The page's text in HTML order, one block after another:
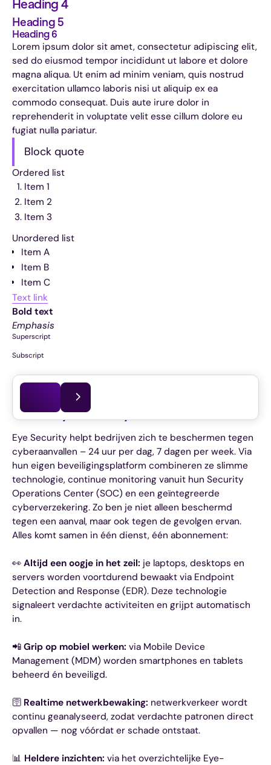
Heading 4
Heading 5
Heading 6
Lorem ipsum dolor sit amet, consectetur adipiscing elit,
sed do eiusmod tempor incididunt ut labore et dolore
magna aliqua. Ut enim ad minim veniam, quis nostrud
exercitation ullamco laboris nisi ut aliquip ex ea
commodo consequat. Duis aute irure dolor in
reprehenderit in voluptate velit esse cillum dolore eu
fugiat nulla pariatur.
Block quote
Ordered list
Item 1
Item 2
Item 3
Unordered list
Item A
Item B
Item C
Text link
Bold text
Emphasis
Superscript
Subscript
Dit artikel is voor het laatst bijgewerkt op
Wat is Eye Security?
Eye Security helpt bedrijven zich te beschermen tegen
cyberaanvallen – 24 uur per dag, 7 dagen per week. Via
hun eigen beveiligingsplatform combineren ze slimme
technologie, continue monitoring vanuit hun Security
Operations Center (SOC) en een geïntegreerde
cyberverzekering. Zo ben je niet alleen beschermd
tegen een aanval, maar ook tegen de gevolgen ervan.
Alles komt samen in één dienst, één abonnement:
👀 Altijd een oogje in het zeil: je laptops, desktops en
servers worden voortdurend bewaakt via Endpoint
Detection and Response (EDR). Deze technologie
signaleert verdachte activiteiten en grijpt automatisch
in.
📲 Grip op mobiel werken: via Mobile Device
Management (MDM) worden smartphones en tablets
beheerd én beveiligd.
🛜 Realtime netwerkbewaking: netwerkverkeer wordt
continu geanalyseerd, zodat verdachte patronen direct
opvallen — nog vóórdat er schade ontstaat.
📊 Heldere inzichten: via het overzichtelijke Eye-